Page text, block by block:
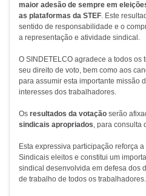
maior adesão de sempre em
as plataformas da STEF. Este
sentido de responsabilidade e o
a representação e atividade sindical.
O SINDETELCO agradece a todos
seu direito de voto, bem como aos
para assumir esta importante missão
interesses dos trabalhadores.
Os resultados da votação serão
sindicais apropriados, para consulta
Esta expressiva participação reforça
Sindicais eleitos e constitui um
sindical desenvolvida em defesa dos
de trabalho de todos os trabalhadores.